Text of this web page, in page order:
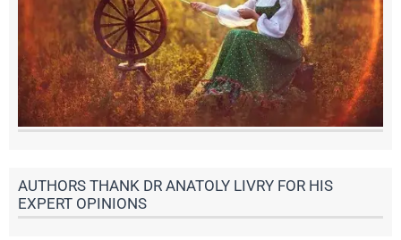
AUTHORS THANK DR ANATOLY LIVRY FOR HIS
EXPERT OPINIONS